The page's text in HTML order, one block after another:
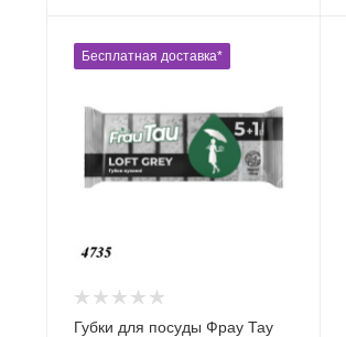
Бесплатная доставка*
Губки для посуды Фрау Тау